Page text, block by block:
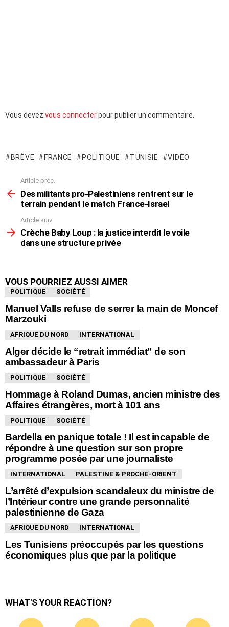
Laisser
Vous devez vous connecterpour publier un commentaire.
BRÈVE FRANCE POLITIQUE TUNISIE VIDÉO
voir
Article préc.
Des militants pro-Palestiniens rentrent sur le
terrain pendant le match France-Israel
Article suiv.
Crèche Baby Loup : la justice interdit le voile
dans une structure privée
VOUS POURRIEZ AUSSI AIMER
POLITIQUE SOCIÉTÉ
Manuel Valls refuse de serrer la main de Moncef
Marzouki
AFRIQUE DU NORD INTERNATIONAL
Alger décide le “retrait immédiat” de son
ambassadeur à Paris
POLITIQUE SOCIÉTÉ
Hommage à Roland Dumas, ancien ministre des
Affaires étrangères, mort à 101 ans
POLITIQUE SOCIÉTÉ
Bardella en panique totale ! Il est incapable de
répondre à une question sur son propre
programme posée par une journaliste
INTERNATIONAL PALESTINE & PROCHE-ORIENT
L’arrêté d’expulsion scandaleux du ministre de
l’Intérieur contre une grande personnalité
palestinienne de Gaza
AFRIQUE DU NORD INTERNATIONAL
Les Tunisiens préoccupés par les questions
économiques plus que par la politique
WHAT'S YOUR REACTION?